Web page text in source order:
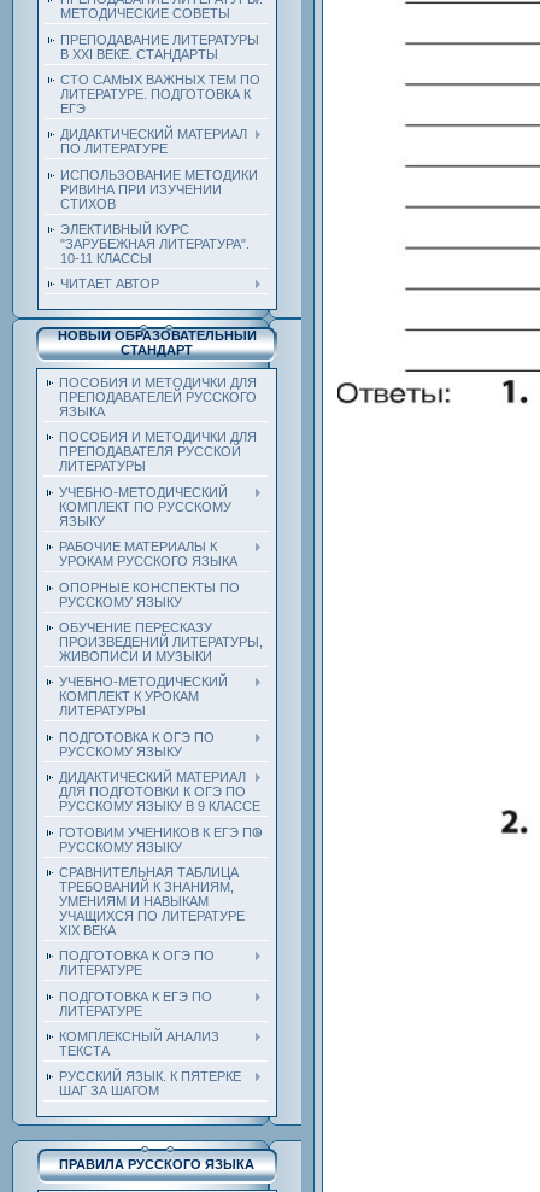
МЕТОДИЧЕСКИЕ СОВЕТЫ
ПРЕПОДАВАНИЕ ЛИТЕРАТУРЫ
В XXI ВЕКЕ. СТАНДАРТЫ
СТО САМЫХ ВАЖНЫХ ТЕМ ПО
ЛИТЕРАТУРЕ. ПОДГОТОВКА К
ЕГЭ
ДИДАКТИЧЕСКИЙ МАТЕРИАЛ
ПО ЛИТЕРАТУРЕ
ИСПОЛЬЗОВАНИЕ МЕТОДИКИ
РИВИНА ПРИ ИЗУЧЕНИИ
СТИХОВ
ЭЛЕКТИВНЫЙ КУРС
"ЗАРУБЕЖНАЯ ЛИТЕРАТУРА".
10-11 КЛАССЫ
ЧИТАЕТ АВТОР
НОВЫЙ ОБРАЗОВАТЕЛЬНЫЙ
СТАНДАРТ
ПОСОБИЯ И МЕТОДИЧКИ ДЛЯ
ПРЕПОДАВАТЕЛЕЙ РУССКОГО
ЯЗЫКА
ПОСОБИЯ И МЕТОДИЧКИ ДЛЯ
ПРЕПОДАВАТЕЛЯ РУССКОЙ
ЛИТЕРАТУРЫ
УЧЕБНО-МЕТОДИЧЕСКИЙ
КОМПЛЕКТ ПО РУССКОМУ
ЯЗЫКУ
РАБОЧИЕ МАТЕРИАЛЫ К
УРОКАМ РУССКОГО ЯЗЫКА
ОПОРНЫЕ КОНСПЕКТЫ ПО
РУССКОМУ ЯЗЫКУ
ОБУЧЕНИЕ ПЕРЕСКАЗУ
ПРОИЗВЕДЕНИЙ ЛИТЕРАТУРЫ,
ЖИВОПИСИ И МУЗЫКИ
УЧЕБНО-МЕТОДИЧЕСКИЙ
КОМПЛЕКТ К УРОКАМ
ЛИТЕРАТУРЫ
ПОДГОТОВКА К ОГЭ ПО
РУССКОМУ ЯЗЫКУ
ДИДАКТИЧЕСКИЙ МАТЕРИАЛ
ДЛЯ ПОДГОТОВКИ К ОГЭ ПО
РУССКОМУ ЯЗЫКУ В 9 КЛАССЕ
ГОТОВИМ УЧЕНИКОВ К ЕГЭ ПО
РУССКОМУ ЯЗЫКУ
СРАВНИТЕЛЬНАЯ ТАБЛИЦА
ТРЕБОВАНИЙ К ЗНАНИЯМ,
УМЕНИЯМ И НАВЫКАМ
УЧАЩИХСЯ ПО ЛИТЕРАТУРЕ
ХIХ ВЕКА
ПОДГОТОВКА К ОГЭ ПО
ЛИТЕРАТУРЕ
ПОДГОТОВКА К ЕГЭ ПО
ЛИТЕРАТУРЕ
КОМПЛЕКСНЫЙ АНАЛИЗ
ТЕКСТА
РУССКИЙ ЯЗЫК. К ПЯТЕРКЕ
ШАГ ЗА ШАГОМ
ПРАВИЛА РУССКОГО ЯЗЫКА